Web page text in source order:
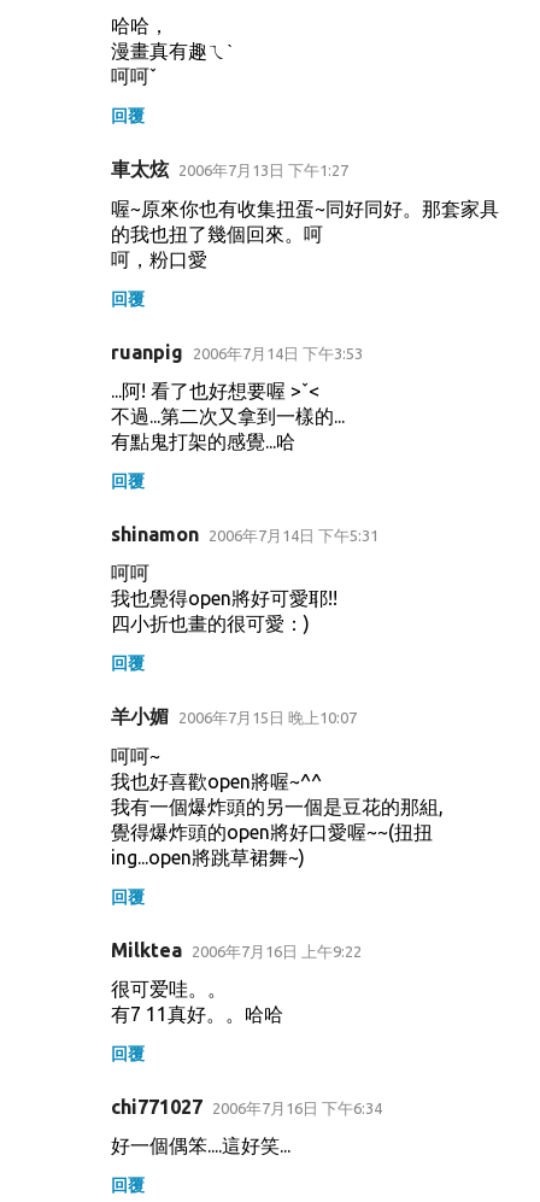
哈哈，
漫畫真有趣ㄟˋ
呵呵ˇ
回覆
車太炫 2006年7月13日 下午1:27
喔~原來你也有收集扭蛋~同好同好。那套家具
的我也扭了幾個回來。呵
呵，粉口愛
回覆
ruanpig 2006年7月14日 下午3:53
...阿! 看了也好想要喔 >ˇ<
不過...第二次又拿到一樣的...
有點鬼打架的感覺...哈
回覆
shinamon 2006年7月14日 下午5:31
呵呵
我也覺得open將好可愛耶!!
四小折也畫的很可愛：)
回覆
羊小媚 2006年7月15日 晚上10:07
呵呵~
我也好喜歡open將喔~^^
我有一個爆炸頭的另一個是豆花的那組,
覺得爆炸頭的open將好口愛喔~~(扭扭
ing...open將跳草裙舞~)
回覆
Milktea 2006年7月16日 上午9:22
很可爱哇。。
有7 11真好。。哈哈
回覆
chi771027 2006年7月16日 下午6:34
好一個偶笨....這好笑...
回覆